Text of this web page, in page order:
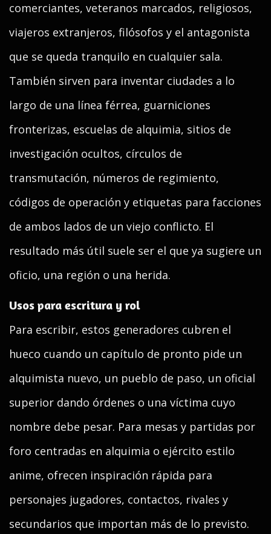
comerciantes, veteranos marcados, religiosos,
viajeros extranjeros, filósofos y el antagonista
que se queda tranquilo en cualquier sala.
También sirven para inventar ciudades a lo
largo de una línea férrea, guarniciones
fronterizas, escuelas de alquimia, sitios de
investigación ocultos, círculos de
transmutación, números de regimiento,
códigos de operación y etiquetas para facciones
de ambos lados de un viejo conflicto. El
resultado más útil suele ser el que ya sugiere un
oficio, una región o una herida.
Usos para escritura y rol
Para escribir, estos generadores cubren el
hueco cuando un capítulo de pronto pide un
alquimista nuevo, un pueblo de paso, un oficial
superior dando órdenes o una víctima cuyo
nombre debe pesar. Para mesas y partidas por
foro centradas en alquimia o ejército estilo
anime, ofrecen inspiración rápida para
personajes jugadores, contactos, rivales y
secundarios que importan más de lo previsto.